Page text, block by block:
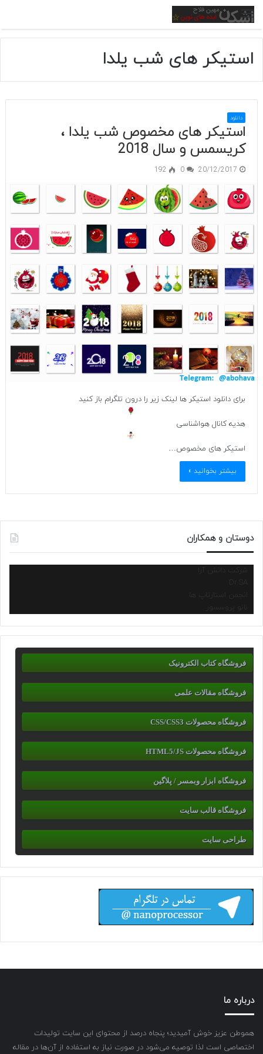
منو
استیکر های شب یلدا
دانلود
استیکر های مخصوص شب یلدا ،
کریسمس و سال 2018
20/12/2017
0
192
برای دانلود استیکر ها لینک زیر را درون تلگرام باز کنید
هدیه کانال هواشناسی
استیکر های مخصوص…
بیشتر بخوانید »
دوستان و همکاران
شرکت دانش آرا
انجمن استارتاپ ها
نانو پروسسور
فروشگاه کتاب الکترونیک
فروشگاه مقالات علمی
فروشگاه محصولات CSS/CSS3
فروشگاه محصولات HTML5/JS
فروشگاه ابزار وبمسر / پلاگین
فروشگاه قالب سایت
طراحی سایت
درباره ما
هموطن عزیز خوش آمیدید؛ پنجاه درصد از محتوای این سایت تولیدات
اختصاصی است لذا توصیه می‌شود در صورت نیاز به استفاده از آن‌ها در مقاله